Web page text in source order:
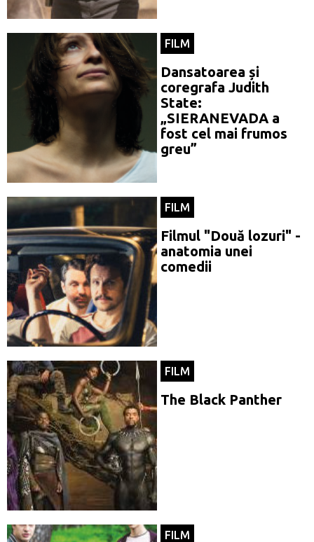
FILM
Dansatoarea și
coregrafa Judith
State:
„SIERANEVADA a
fost cel mai frumos
greu”
FILM
Filmul "Două lozuri" -
anatomia unei
comedii
FILM
The Black Panther
FILM